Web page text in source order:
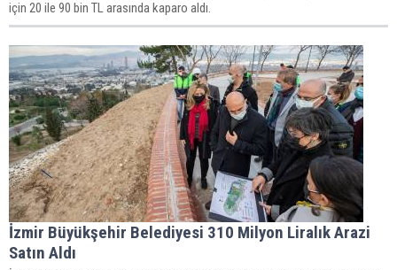
için 20 ile 90 bin TL arasında kaparo aldı.
İzmir Büyükşehir Belediyesi 310 Milyon Liralık Arazi
Satın Aldı